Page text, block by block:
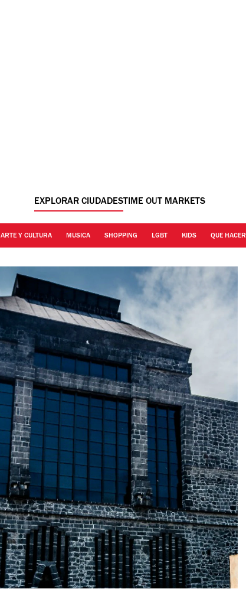
EXPLORAR CIUDADESTIME OUT MARKETS
ARTE Y CULTURA MUSICA SHOPPING LGBT KIDS QUE HACER